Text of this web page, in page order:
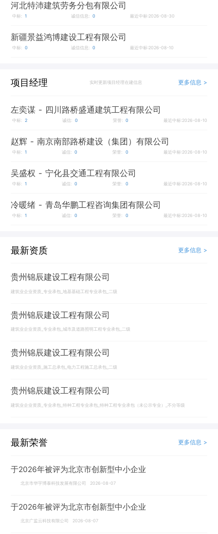
河北特沛建筑劳务分包有限公司
中标: 1 诚信信息: 0 最近中标:2026-08-30
新疆景益鸿博建设工程有限公司
中标: 0 诚信信息: 0 最近中标:2026-08-10
项目经理 实时更新项目经理在建信息 更多信息 >
左奕谋 - 四川路桥盛通建筑工程有限公司
中标: 2 诚信: 0 荣誉: 0 最近中标:2026-08-10
赵辉 - 南京南部路桥建设（集团）有限公司
中标: 1 诚信: 0 荣誉: 0 最近中标:2026-08-10
吴盛权 - 宁化县交通工程有限公司
中标: 1 诚信: 0 荣誉: 0 最近中标:2026-08-10
冷暖绪 - 青岛华鹏工程咨询集团有限公司
中标: 1 诚信: 0 荣誉: 0 最近中标:2026-08-10
最新资质 更多信息 >
贵州锦辰建设工程有限公司
建筑业企业资质_专业承包_地基基础工程专业承包_二级
贵州锦辰建设工程有限公司
建筑业企业资质_专业承包_城市及道路照明工程专业承包_二级
贵州锦辰建设工程有限公司
建筑业企业资质_施工总承包_电力工程施工总承包_二级
贵州锦辰建设工程有限公司
建筑业企业资质_专业承包_特种工程专业承包_特种工程专业承包（未公示专业）_不分等级
最新荣誉 更多信息 >
于2026年被评为北京市创新型中小企业
北京市华宇博泰科技发展有限公司 2026-08-07
于2026年被评为北京市创新型中小企业
北京广监云科技有限公司 2026-08-07